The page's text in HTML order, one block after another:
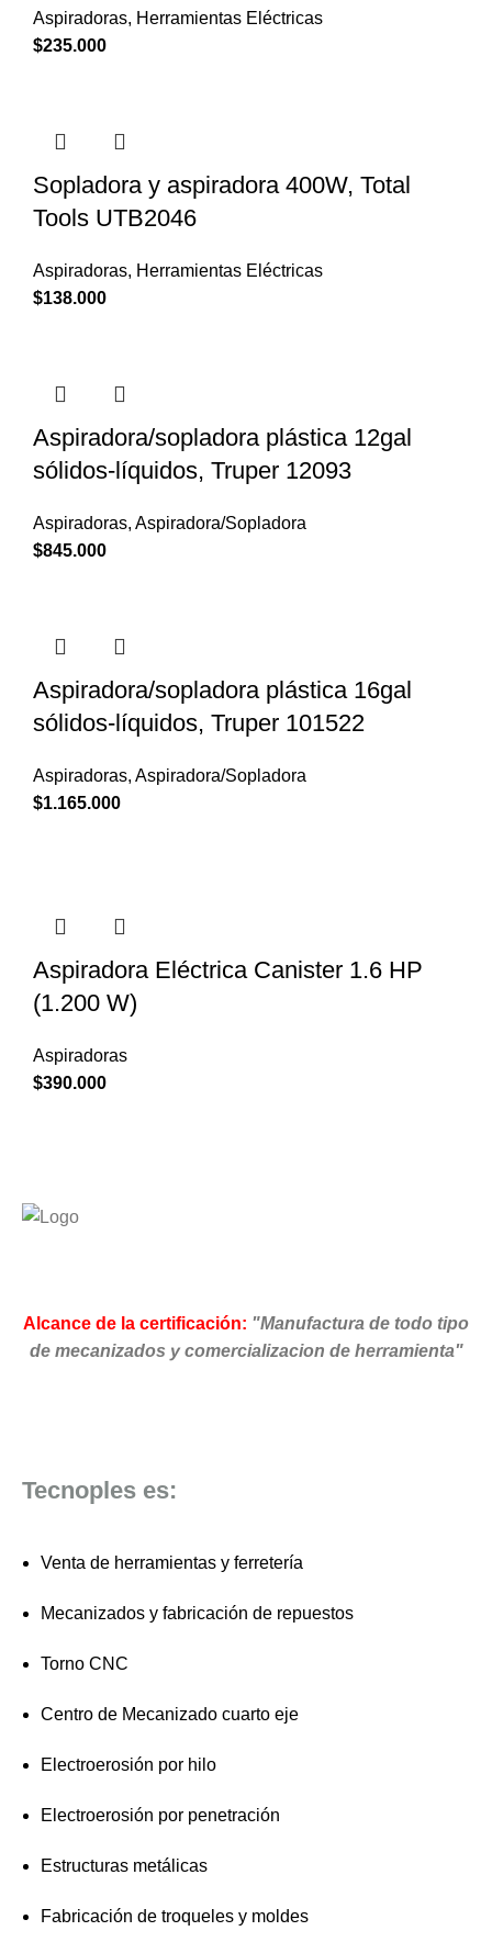
Aspiradoras, Herramientas Eléctricas
$235.000
Sopladora y aspiradora 400W, Total
Tools UTB2046
Aspiradoras, Herramientas Eléctricas
$138.000
Aspiradora/sopladora plástica 12gal
sólidos-líquidos, Truper 12093
Aspiradoras, Aspiradora/Sopladora
$845.000
Aspiradora/sopladora plástica 16gal
sólidos-líquidos, Truper 101522
Aspiradoras, Aspiradora/Sopladora
$1.165.000
Aspiradora Eléctrica Canister 1.6 HP
(1.200 W)
Aspiradoras
$390.000
Alcance de la certificación: "Manufactura de todo tipo
de mecanizados y comercializacion de herramienta"
Tecnoples es:
Venta de herramientas y ferretería
Mecanizados y fabricación de repuestos
Torno CNC
Centro de Mecanizado cuarto eje
Electroerosión por hilo
Electroerosión por penetración
Estructuras metálicas
Fabricación de troqueles y moldes